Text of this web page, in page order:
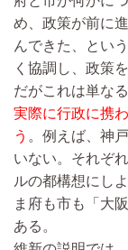
め、政策が前に
んできた、とい
く協調し、政策
だがこれは単な
実際に行政に携
う 。例えば、神
いない。それぞ
ルの都構想にし
ま府も市も「大
ある。